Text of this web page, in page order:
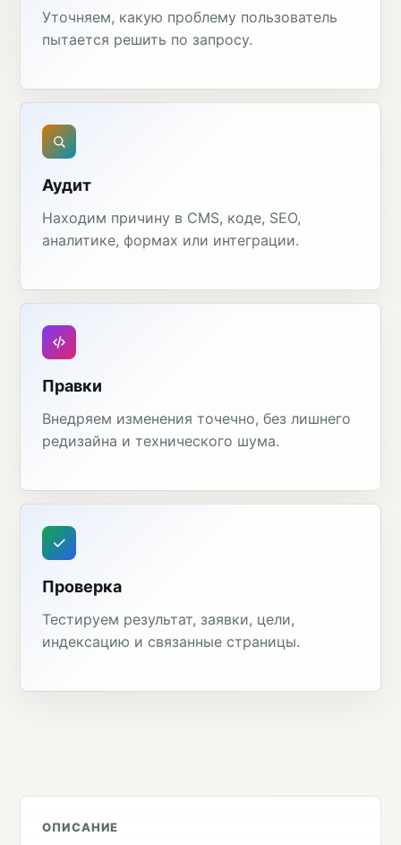
Уточняем, какую проблему пользователь
пытается решить по запросу.
Аудит
Находим причину в CMS, коде, SEO,
аналитике, формах или интеграции.
Правки
Внедряем изменения точечно, без лишнего
редизайна и технического шума.
Проверка
Тестируем результат, заявки, цели,
индексацию и связанные страницы.
ОПИСАНИЕ